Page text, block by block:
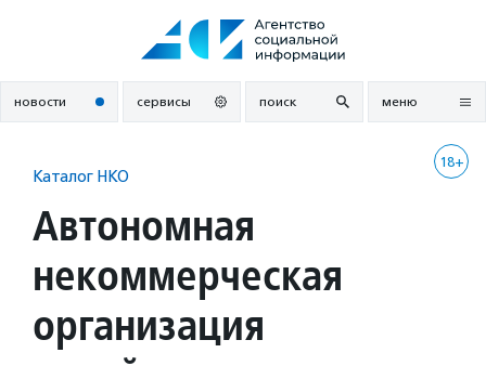
новости сервисы поиск меню
18+
Каталог НКО
Автономная
некоммерческая
организация